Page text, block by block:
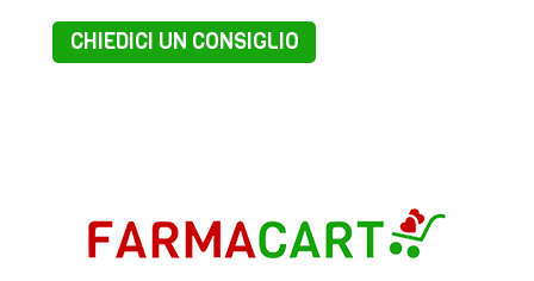
CHIEDICI UN CONSIGLIO